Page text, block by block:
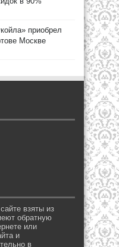
приобрел
Москве
взяты из
обратную
или
и
в